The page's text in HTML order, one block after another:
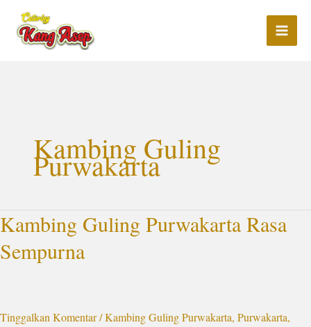
konten
Kambing Guling
Purwakarta
Kambing Guling Purwakarta Rasa
Sempurna
Tinggalkan Komentar/Kambing Guling Purwakarta, Purwakarta,
Kambing
Guling
Purwakarta